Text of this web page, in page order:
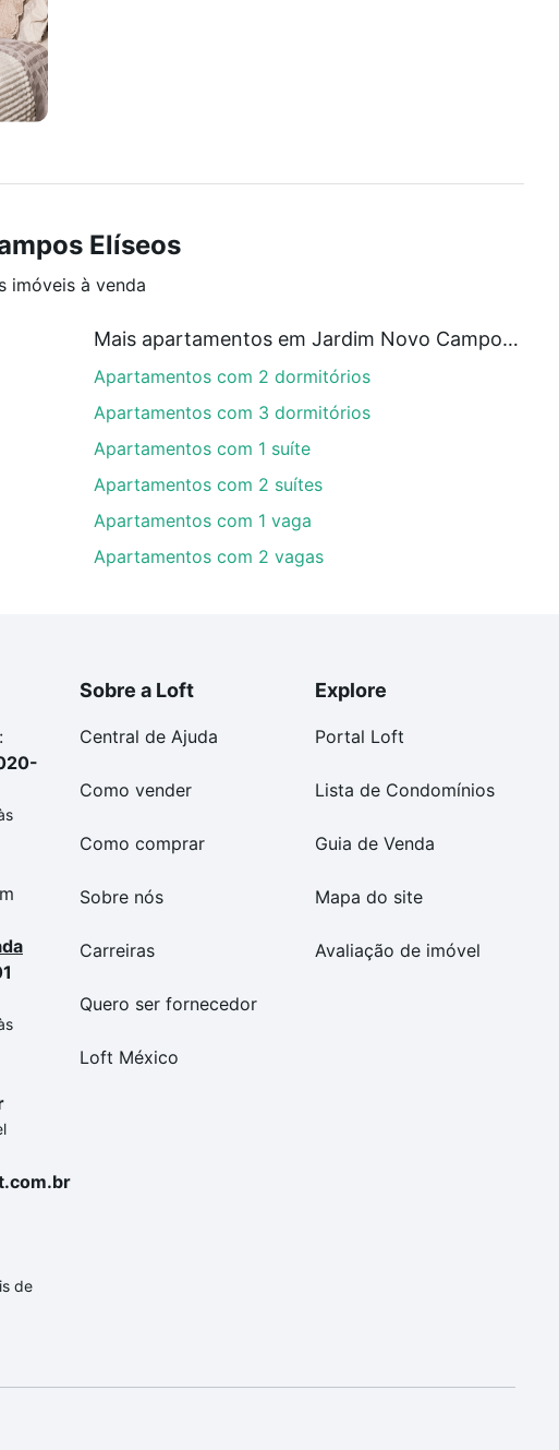
Elíseos
imóveis à venda
Mais apartamentos em Jardim Novo Campos Elíseos
Apartamentos com 2 dormitórios
Apartamentos com 3 dormitórios
Apartamentos com 1 suíte
Apartamentos com 2 suítes
Apartamentos com 1 vaga
Apartamentos com 2 vagas
de
Sobre a Loft
Central de Ajuda
Como vender
Como comprar
Sobre nós
Carreiras
Quero ser fornecedor
Loft México
Explore
Portal Loft
Lista de Condomínios
Guia de Venda
Mapa do site
Avaliação de imóvel